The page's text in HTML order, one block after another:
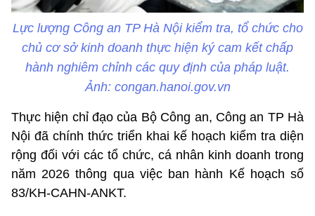
Lực lượng Công an TP Hà Nội kiểm tra, tổ chức cho
chủ cơ sở kinh doanh thực hiện ký cam kết chấp
hành nghiêm chỉnh các quy định của pháp luật.
Ảnh: congan.hanoi.gov.vn
Thực hiện chỉ đạo của Bộ Công an, Công an TP Hà
Nội đã chính thức triển khai kế hoạch kiểm tra diện
rộng đối với các tổ chức, cá nhân kinh doanh trong
năm 2026 thông qua việc ban hành Kế hoạch số
83/KH-CAHN-ANKT.